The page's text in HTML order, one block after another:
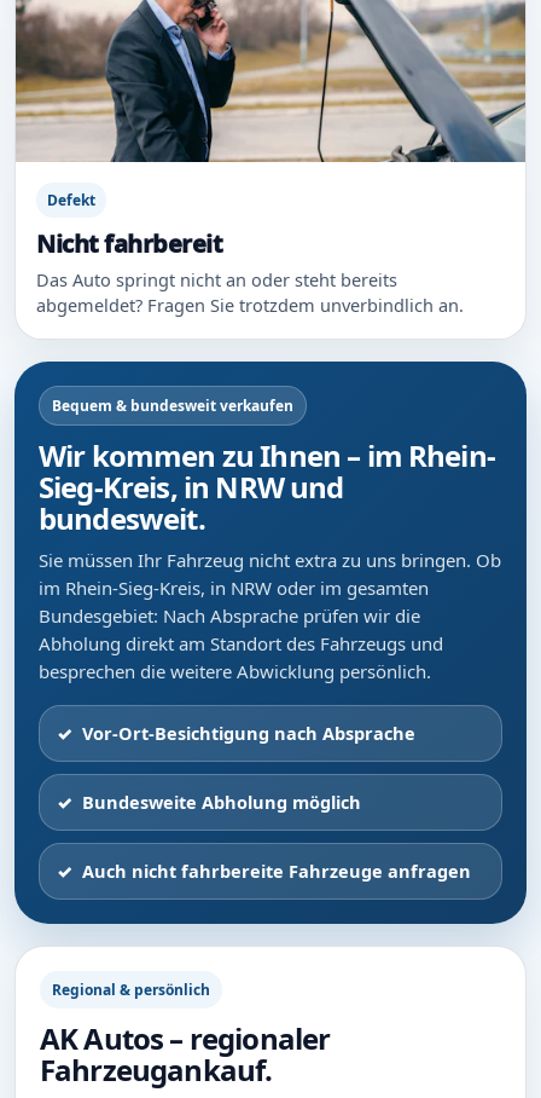
Defekt
Nicht fahrbereit
Das Auto springt nicht an oder steht bereits
abgemeldet? Fragen Sie trotzdem unverbindlich an.
Bequem & bundesweit verkaufen
Wir kommen zu Ihnen – im Rhein-
Sieg-Kreis, in NRW und
bundesweit.
Sie müssen Ihr Fahrzeug nicht extra zu uns bringen. Ob
im Rhein-Sieg-Kreis, in NRW oder im gesamten
Bundesgebiet: Nach Absprache prüfen wir die
Abholung direkt am Standort des Fahrzeugs und
besprechen die weitere Abwicklung persönlich.
Vor-Ort-Besichtigung nach Absprache
Bundesweite Abholung möglich
Auch nicht fahrbereite Fahrzeuge anfragen
Regional & persönlich
AK Autos – regionaler
Fahrzeugankauf.